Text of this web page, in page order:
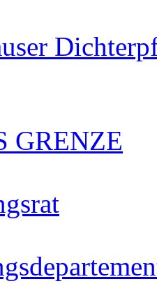
GRENZE